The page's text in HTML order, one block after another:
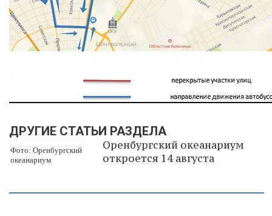
ДРУГИЕ СТАТЬИ РАЗДЕЛА
Фото: Оренбургский
океанариум
Оренбургский океанариум
откроется 14 августа